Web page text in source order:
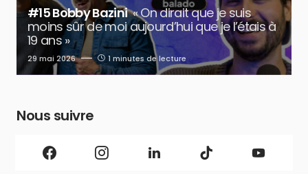
#15 Bobby Bazini « On dirait que je suis
moins sûr de moi aujourd’hui que je l’étais à
19 ans »
29 mai 2026 1 minutes de lecture
Nous suivre